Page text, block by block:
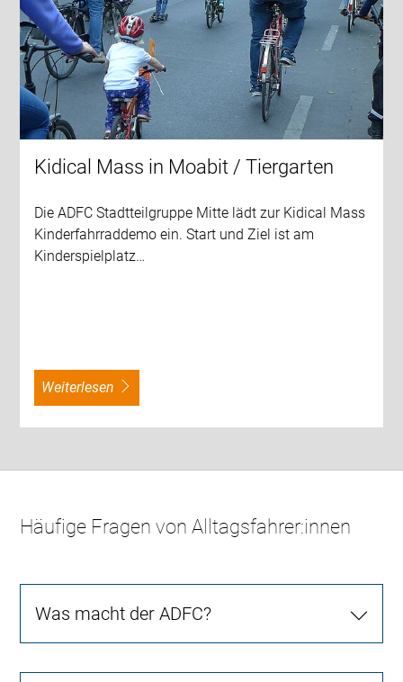
Kidical Mass in Moabit / Tiergarten
Die ADFC Stadtteilgruppe Mitte lädt zur Kidical Mass
Kinderfahrraddemo ein. Start und Ziel ist am
Kinderspielplatz…
weiterlesen
Häufige Fragen von Alltagsfahrer:innen
Was macht der ADFC?